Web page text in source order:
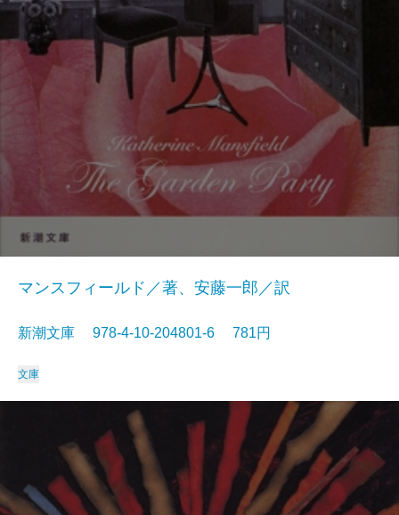
マンスフィールド／著、安藤一郎／訳
新潮文庫 978-4-10-204801-6 781円
文庫